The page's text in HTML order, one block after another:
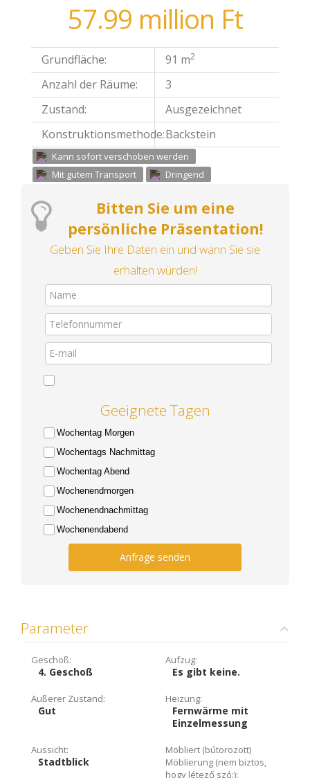
57.99 million Ft
Grundfläche: 91 m2
Anzahl der Räume:
3
Zustand:
Ausgezeichnet
Konstruktionsmethode:Backstein
Kann sofort verschoben werden
Mit gutem Transport
Dringend
Bitten Sie um eine
persönliche Präsentation!
Geben Sie Ihre Daten ein und wann Sie sie
erhalten würden!
Geeignete Tagen
Wochentag Morgen
Wochentags Nachmittag
Wochentag Abend
Wochenendmorgen
Wochenendnachmittag
Wochenendabend
Anfrage senden
Parameter
Geschoß:
4. Geschoß
Aufzug:
Es gibt keine.
Äußerer Zustand:
Gut
Heizung:
Fernwärme mit
Einzelmessung
Aussicht:
Stadtblick
Möbliert (bútorozott)
Möblierung (nem biztos,
hogy létező szó:):